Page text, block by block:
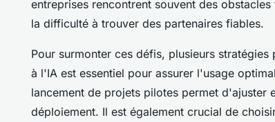
entreprises rencontrent souvent des
la difficulté à trouver des partenaires fiables.
Pour surmonter ces défis, plusieurs
à l'IA est essentiel pour assurer l'usage
lancement de projets pilotes permet
déploiement. Il est également crucial de